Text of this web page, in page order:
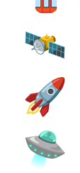
🛰️
🚀
🛸